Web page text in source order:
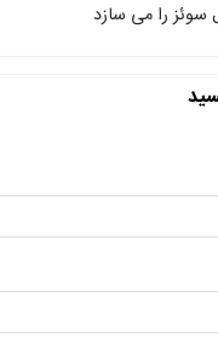
سوئز را می سازد